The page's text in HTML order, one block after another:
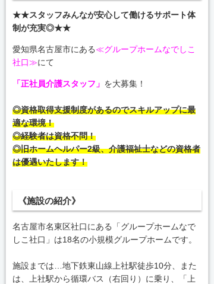
★★スタッフみんなが安心して働けるサポート体
制が充実◎★★
愛知県名古屋市にある≪グループホームなでしこ
社口≫にて
「正社員介護スタッフ」 を大募集！
◎資格取得支援制度があるのでスキルアップに最
適な環境！
◎経験者は資格不問！
◎旧ホームヘルパー2級、介護福祉士などの資格者
は優遇いたします！
《施設の紹介》
名古屋市名東区社口にある「グループホームなで
しこ社口」は18名の小規模グループホームです。
施設までは…地下鉄東山線上社駅徒歩10分、また
は、上社駅から循環バス（右回り）に乗り、「上